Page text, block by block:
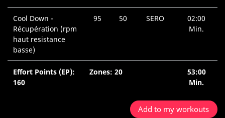
Cool Down -
Récupération (rpm
haut resistance
basse)
95 50 SERO
02:00
Min.
Effort Points (EP):
160
Zones: 20
53:00
Min.
Add to my workouts